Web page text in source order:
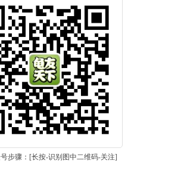
步骤：[长按-识别图中二维码-关注]